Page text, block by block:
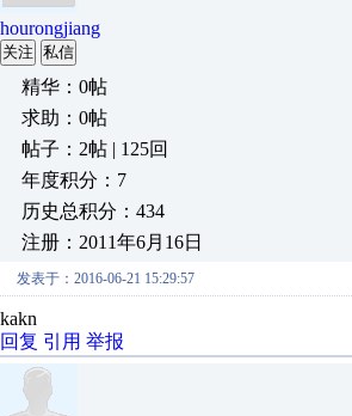
hourongjiang
关注 私信
精华：0帖
求助：0帖
帖子：2帖 | 125回
年度积分：7
历史总积分：434
注册：2011年6月16日
发表于：2016-06-21 15:29:57
kakn
回复 引用 举报